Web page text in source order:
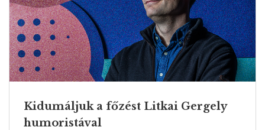
Kidumáljuk a főzést Litkai Gergely
humoristával